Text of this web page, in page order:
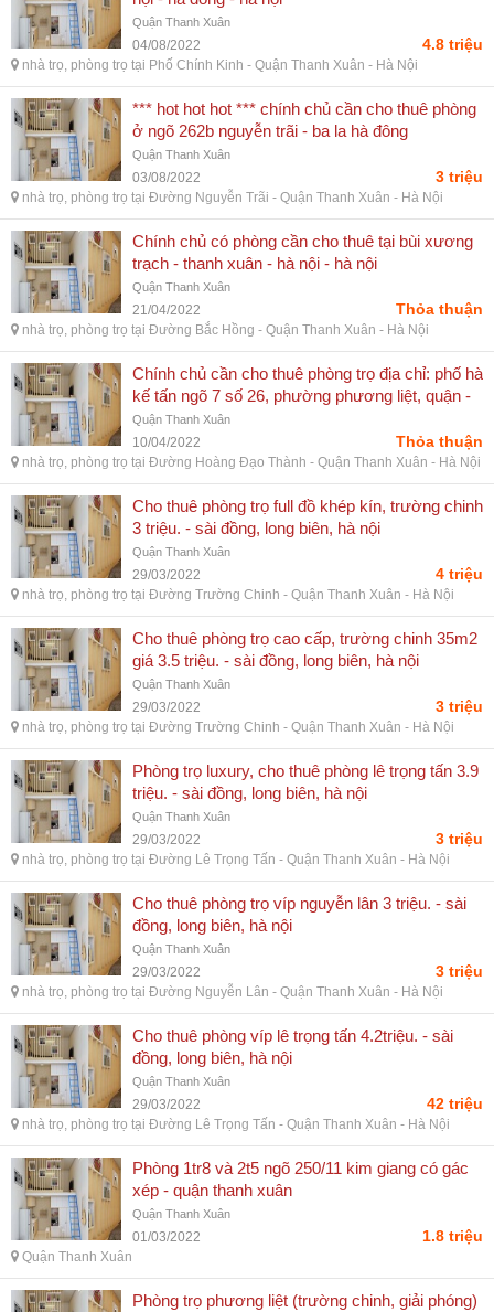
Quận Thanh Xuân
04/08/2022 4.8 triệu
nhà trọ, phòng trọ tại Phố Chính Kinh - Quận Thanh Xuân - Hà Nội
*** hot hot hot *** chính chủ cần cho thuê phòng
ở ngõ 262b nguyễn trãi - ba la hà đông
Quận Thanh Xuân
03/08/2022 3 triệu
nhà trọ, phòng trọ tại Đường Nguyễn Trãi - Quận Thanh Xuân - Hà Nội
Chính chủ có phòng cần cho thuê tại bùi xương
trạch - thanh xuân - hà nội - hà nội
Quận Thanh Xuân
21/04/2022 Thỏa thuận
nhà trọ, phòng trọ tại Đường Bắc Hồng - Quận Thanh Xuân - Hà Nội
Chính chủ cần cho thuê phòng trọ địa chỉ: phố hà
kế tấn ngõ 7 số 26, phường phương liệt, quận -
ba đình, hà nội
Quận Thanh Xuân
10/04/2022 Thỏa thuận
nhà trọ, phòng trọ tại Đường Hoàng Đạo Thành - Quận Thanh Xuân - Hà Nội
Cho thuê phòng trọ full đồ khép kín, trường chinh
3 triệu. - sài đồng, long biên, hà nội
Quận Thanh Xuân
29/03/2022 4 triệu
nhà trọ, phòng trọ tại Đường Trường Chinh - Quận Thanh Xuân - Hà Nội
Cho thuê phòng trọ cao cấp, trường chinh 35m2
giá 3.5 triệu. - sài đồng, long biên, hà nội
Quận Thanh Xuân
29/03/2022 3 triệu
nhà trọ, phòng trọ tại Đường Trường Chinh - Quận Thanh Xuân - Hà Nội
Phòng trọ luxury, cho thuê phòng lê trọng tấn 3.9
triệu. - sài đồng, long biên, hà nội
Quận Thanh Xuân
29/03/2022 3 triệu
nhà trọ, phòng trọ tại Đường Lê Trọng Tấn - Quận Thanh Xuân - Hà Nội
Cho thuê phòng trọ víp nguyễn lân 3 triệu. - sài
đồng, long biên, hà nội
Quận Thanh Xuân
29/03/2022 3 triệu
nhà trọ, phòng trọ tại Đường Nguyễn Lân - Quận Thanh Xuân - Hà Nội
Cho thuê phòng víp lê trọng tấn 4.2triệu. - sài
đồng, long biên, hà nội
Quận Thanh Xuân
29/03/2022 42 triệu
nhà trọ, phòng trọ tại Đường Lê Trọng Tấn - Quận Thanh Xuân - Hà Nội
Phòng 1tr8 và 2t5 ngõ 250/11 kim giang có gác
xép - quận thanh xuân
Quận Thanh Xuân
01/03/2022 1.8 triệu
Quận Thanh Xuân
Phòng trọ phương liệt (trường chinh, giải phóng)